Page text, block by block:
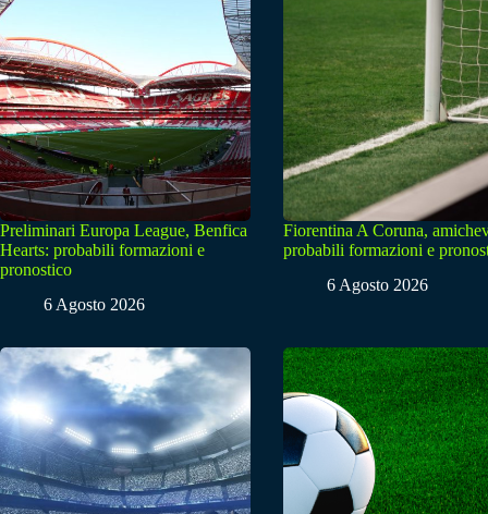
Preliminari Europa League, Benfica
Hearts: probabili formazioni e
pronostico
6 Agosto 2026
Fiorentina A Coruna,
probabili formazioni e
6 Agosto 2026